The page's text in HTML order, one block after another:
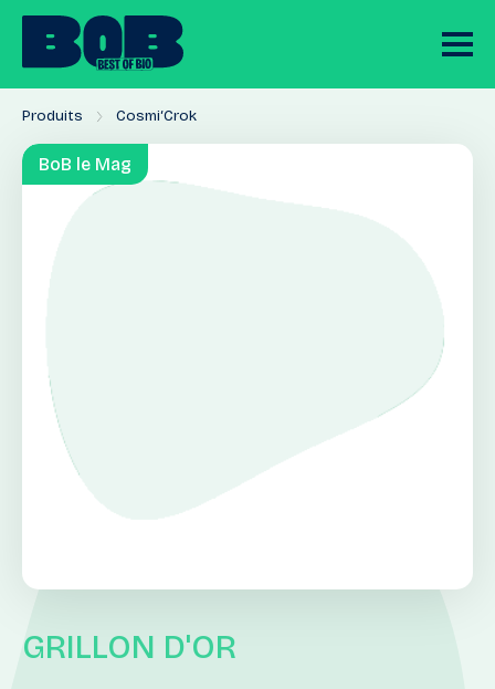
Produits Cosmi‘Crok
BoB le Mag
GRILLON D'OR